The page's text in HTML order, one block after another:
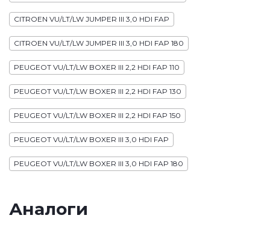
CITROEN VU/LT/LW JUMPER III 3,0 HDI FAP
CITROEN VU/LT/LW JUMPER III 3,0 HDI FAP 180
PEUGEOT VU/LT/LW BOXER III 2,2 HDI FAP 110
PEUGEOT VU/LT/LW BOXER III 2,2 HDI FAP 130
PEUGEOT VU/LT/LW BOXER III 2,2 HDI FAP 150
PEUGEOT VU/LT/LW BOXER III 3,0 HDI FAP
PEUGEOT VU/LT/LW BOXER III 3,0 HDI FAP 180
Аналоги